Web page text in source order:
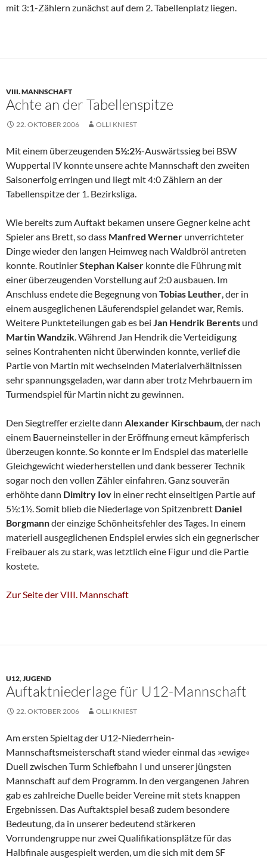
mit 3:1-Zählern zunächst auf dem 2. Tabellenplatz liegen.
VIII. MANNSCHAFT
Achte an der Tabellenspitze
22. OKTOBER 2006 OLLI KNIEST
Mit einem überzeugenden 5½:2½-Auswärtssieg bei BSW
Wuppertal IV konnte unsere achte Mannschaft den zweiten
Saisonerfolg erringen und liegt mit 4:0 Zählern an der
Tabellenspitze der 1. Bezirksliga.
Wie bereits zum Auftakt bekamen unsere Gegner keine acht
Spieler ans Brett, so dass Manfred Werner unverrichteter
Dinge wieder den langen Heimweg nach Waldbröl antreten
konnte. RoutinierStephan Kaiser konnte die Führung mit
einer überzeugenden Vorstellung auf 2:0 ausbauen. Im
Anschluss endete die Begegnung von Tobias Leuther, der in
einem ausgeglichenen Läuferendspiel gelandet war, Remis.
Weitere Punkteteilungen gab es bei Jan Hendrik Berents und
Martin Wandzik. Während Jan Hendrik die Verteidigung
seines Kontrahenten nicht überwinden konnte, verlief die
Partie von Martin mit wechselnden Materialverhältnissen
sehr spannungsgeladen, war dann aber trotz Mehrbauern im
Turmendspiel für Martin nicht zu gewinnen.
Den Siegtreffer erzielte dann Alexander Kirschbaum, der nach
einem Bauerneinsteller in der Eröffnung erneut kämpferisch
überzeugen konnte. So konnte er im Endspiel das materielle
Gleichgewicht wiederherstellen und dank besserer Technik
sogar noch den vollen Zähler einfahren. Ganz souverän
erhöhte dann Dimitry Iov in einer recht einseitigen Partie auf
5½:1½. Somit blieb die Niederlage von Spitzenbrett Daniel
Borgmannder einzige Schönheitsfehler des Tages. In einem
materiell ausgeglichenen Endspiel erwies sich ein gegnerischer
Freibauer als zu stark, was letztlich eine Figur und die Partie
kostete.
Zur Seite der VIII. Mannschaft
U12,JUGEND
Auftaktniederlage für U12-Mannschaft
22. OKTOBER 2006 OLLI KNIEST
Am ersten Spieltag der U12-Niederrhein-
Mannschaftsmeisterschaft stand wieder einmal das »ewige«
Duell zwischen Turm Schiefbahn I und unserer jüngsten
Mannschaft auf dem Programm. In den vergangenen Jahren
gab es zahlreiche Duelle beider Vereine mit stets knappen
Ergebnissen. Das Auftaktspiel besaß zudem besondere
Bedeutung, da in unserer bedeutend stärkeren
Vorrundengruppe nur zwei Qualifikationsplätze für das
Halbfinale ausgespielt werden, um die sich mit dem SF